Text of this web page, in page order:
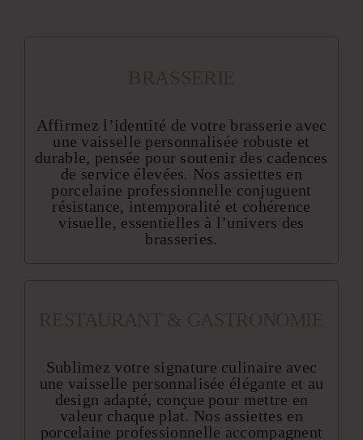
BRASSERIE
Affirmez l’identité de votre brasserie avec
une vaisselle personnalisée robuste et
durable, pensée pour soutenir des cadences
de service élevées. Nos assiettes en
porcelaine professionnelle conjuguent
résistance, intemporalité et cohérence
visuelle, essentielles à l’univers des
brasseries.
RESTAURANT & GASTRONOMIE
Sublimez votre signature culinaire avec
une vaisselle personnalisée élégante et au
design adapté, conçue pour mettre en
valeur chaque plat. Nos assiettes en
porcelaine professionnelle accompagnent